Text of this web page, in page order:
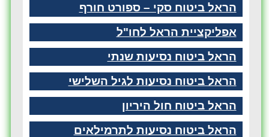
הראל ביטוח סקי – ספורט חורף
אפליקציית הראל לחו"ל
הראל ביטוח נסיעות שנתי
הראל ביטוח נסיעות לגיל השלישי
הראל ביטוח חול היריון
הראל ביטוח נסיעות לתרמילאים